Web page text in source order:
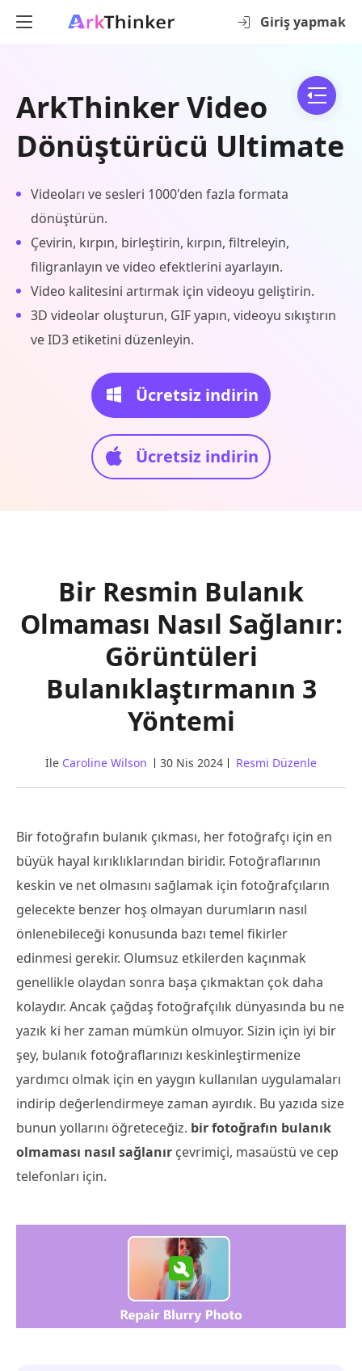
Giriş yapmak
ArkThinker Video
Dönüştürücü Ultimate
Videoları ve sesleri 1000'den fazla formata
dönüştürün.
Çevirin, kırpın, birleştirin, kırpın, filtreleyin,
filigranlayın ve video efektlerini ayarlayın.
Video kalitesini artırmak için videoyu geliştirin.
3D videolar oluşturun, GIF yapın, videoyu sıkıştırın
ve ID3 etiketini düzenleyin.
Ücretsiz indirin
Ücretsiz indirin
Bir Resmin Bulanık
Olmaması Nasıl Sağlanır:
Görüntüleri
Bulanıklaştırmanın 3
Yöntemi
İle Caroline Wilson 30 Nis 2024 Resmi Düzenle
Bir fotoğrafın bulanık çıkması, her fotoğrafçı için en
büyük hayal kırıklıklarından biridir. Fotoğraflarının
keskin ve net olmasını sağlamak için fotoğrafçıların
gelecekte benzer hoş olmayan durumların nasıl
önlenebileceği konusunda bazı temel fikirler
edinmesi gerekir. Olumsuz etkilerden kaçınmak
genellikle olaydan sonra başa çıkmaktan çok daha
kolaydır. Ancak çağdaş fotoğrafçılık dünyasında bu ne
yazık ki her zaman mümkün olmuyor. Sizin için iyi bir
şey, bulanık fotoğraflarınızı keskinleştirmenize
yardımcı olmak için en yaygın kullanılan uygulamaları
indirip değerlendirmeye zaman ayırdık. Bu yazıda size
bunun yollarını öğreteceğiz. bir fotoğrafın bulanık
olmaması nasıl sağlanır çevrimiçi, masaüstü ve cep
telefonları için.